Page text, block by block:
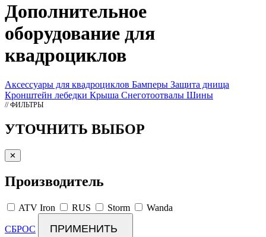
Дополнительное
оборудование для
квадроциклов
Аксессуары для квадроциклов Бамперы Защита днища
Кронштейн лебедки Крыша Снеготоотвалы Шины
// ФИЛЬТРЫ
УТОЧНИТЬ ВЫБОР
✕
Производитель
ATV Iron RUS Storm Wanda
СБРОС ПРИМЕНИТЬ